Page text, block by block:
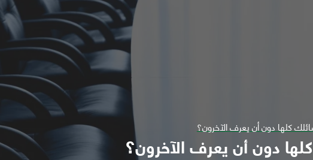
كلها دون أن يعرف الآخرون؟
دون أن يعرف الآخرون؟